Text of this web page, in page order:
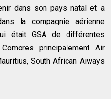
dans son pays natal et a
la compagnie aérienne
était GSA de différentes
principalement Air
South African Aiways